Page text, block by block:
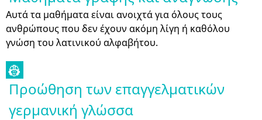
Αυτά τα μαθήματα είναι ανοιχτά για όλους τους
ανθρώπους που δεν έχουν ακόμη λίγη ή καθόλου
γνώση του λατινικού αλφαβήτου.
👷
Προώθηση των επαγγελματικών
γερμανική γλώσσα